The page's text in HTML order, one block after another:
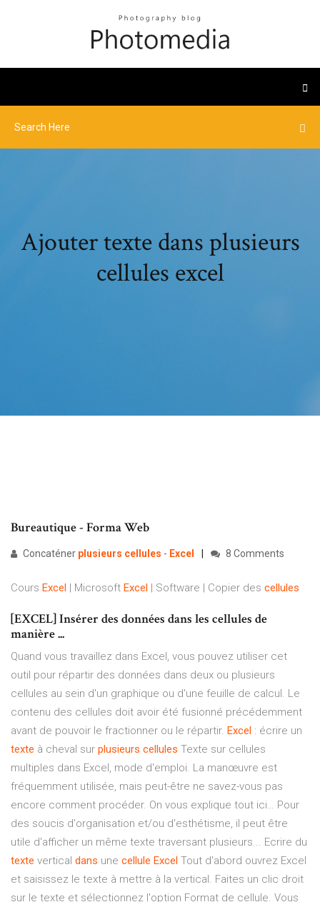
Ajouter texte dans plusieurs
cellules excel
Bureautique - Forma Web
Concaténer plusieurs cellules - Excel 8 Comments
Cours Excel | Microsoft Excel | Software | Copier des cellules
[EXCEL] Insérer des données dans les cellules de
manière ...
Quand vous travaillez dans Excel, vous pouvez utiliser cet
outil pour répartir des données dans deux ou plusieurs
cellules au sein d'un graphique ou d'une feuille de calcul. Le
contenu des cellules doit avoir été fusionné précédemment
avant de pouvoir le fractionner ou le répartir. Excel : écrire un
texte à cheval sur plusieurs cellules Texte sur cellules
multiples dans Excel, mode d'emploi. La manœuvre est
fréquemment utilisée, mais peut-être ne savez-vous pas
encore comment procéder. On vous explique tout ici… Pour
des soucis d'organisation et/ou d'esthétisme, il peut être
utile d'afficher un même texte traversant plusieurs... Ecrire du
texte vertical dans une cellule Excel Tout d'abord ouvrez Excel
et saisissez le texte à mettre à la vertical. Faites un clic droit
sur le texte et sélectionnez l'option Format de cellule. Vous